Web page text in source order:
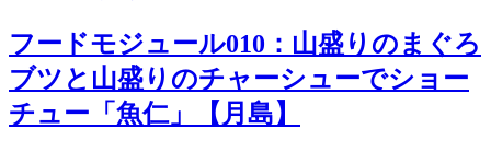
フードモジュール010：山盛りのまぐろ
ブツと山盛りのチャーシューでショー
チュー「魚仁」【月島】